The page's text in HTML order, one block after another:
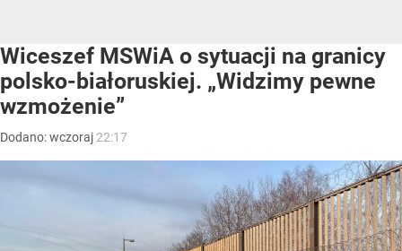
Wiceszef MSWiA o sytuacji na granicy
polsko-białoruskiej. „Widzimy pewne
wzmożenie”
Dodano:wczoraj 22:17